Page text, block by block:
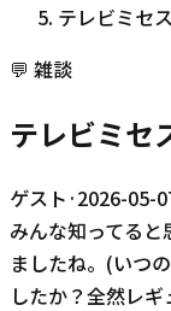
テレビミセ
💬 雑談
テレビミセ
ゲスト ·2026-05-
みんな知ってる
ましたね。(いつ
したか？全然レ